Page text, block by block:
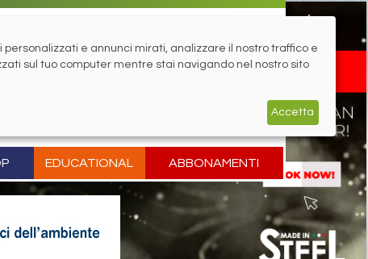
EDUCATIONAL ABBONAMENTI
e annunci mirati, analizzare il nostro traffico e
sul tuo computer mentre stai navigando nel nostro sito
Accetta